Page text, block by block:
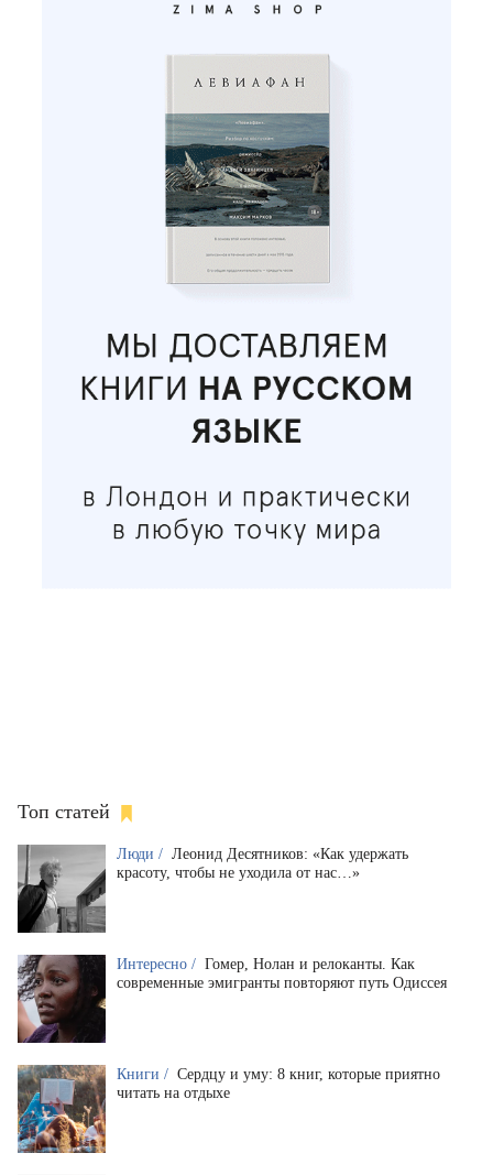
Топ статей
Люди / Леонид Десятников: «Как удержать
красоту, чтобы не уходила от нас…»
Интересно / Гомер, Нолан и релоканты. Как
современные эмигранты повторяют путь Одиссея
Книги / Сердцу и уму: 8 книг, которые приятно
читать на отдыхе